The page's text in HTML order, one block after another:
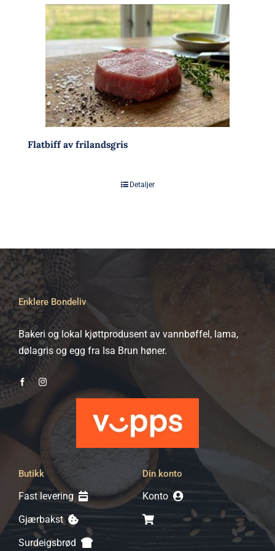
Flatbiff av frilandsgris
Detaljer
Enklere Bondeliv
Bakeri og lokal kjøttprodusent av vannbøffel, lama,
dølagris og egg fra Isa Brun høner.
Butikk
Fast levering
Gjærbakst
Surdeigsbrød
Din konto
Konto